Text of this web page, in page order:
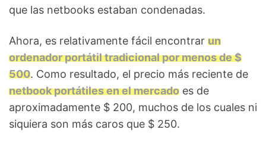
que las netbooks estaban condenadas.
Ahora, es relativamente fácil encontrar un
ordenador portátil tradicional por menos de $
500. Como resultado, el precio más reciente de
netbook portátiles en el mercado es de
aproximadamente $ 200, muchos de los cuales ni
siquiera son más caros que $ 250.